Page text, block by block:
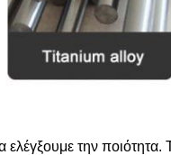
την ποιότητα.